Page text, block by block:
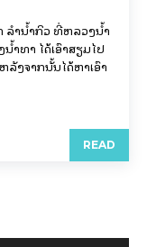
ລຳນ້ຳກິວ ທີ່ຫລວງນ້ຳ
ຳທາ ໄດ້ເອົາສຽມໄປ
ລັງຈາກນັ້ນໄດ້ຫາເອົາ
READ